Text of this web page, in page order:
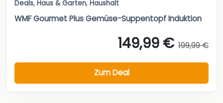
Deals, Haus & Garten, Haushalt
WMF Gourmet Plus Gemüse-Suppentopf Induktion
149,99 € 199,99 €
Zum Deal